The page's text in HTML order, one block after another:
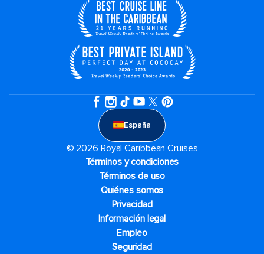
España
© 2026 Royal Caribbean Cruises
Términos y condiciones
Términos de uso
Quiénes somos
Privacidad
Información legal
Empleo
Seguridad